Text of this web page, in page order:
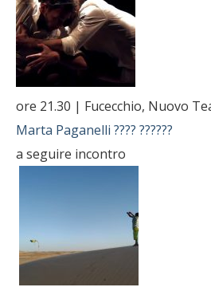
ore 21.30 | Fucecchio, Nuovo
Marta Paganelli ???? ??????
a seguire incontro